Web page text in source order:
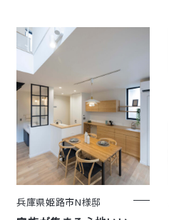
兵庫県姫路市N様邸